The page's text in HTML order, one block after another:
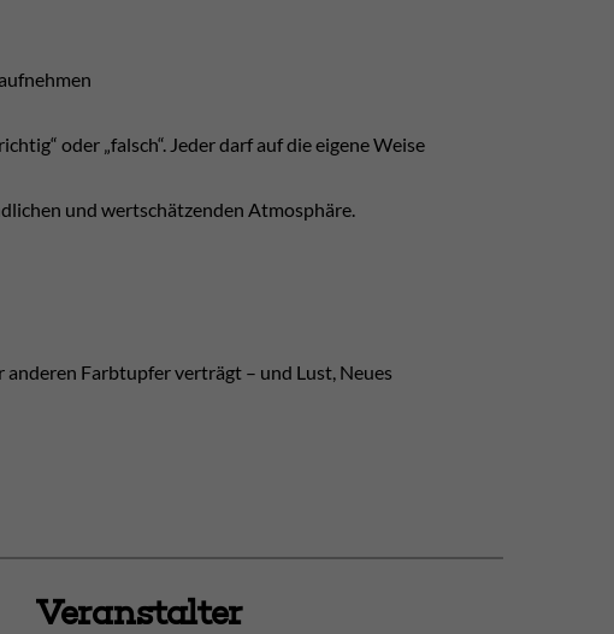
oder „falsch“. Jeder darf auf die eigene Weise
und wertschätzenden Atmosphäre.
Farbtupfer verträgt – und Lust, Neues
Veranstalter